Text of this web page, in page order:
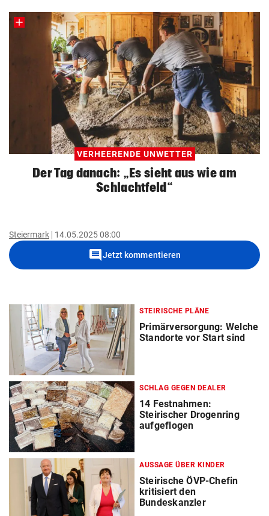
VERHEERENDE UNWETTER
Der Tag danach: „Es sieht aus wie am
Schlachtfeld“
Steiermark 14.05.2025 08:00
commentJetzt kommentieren
STEIRISCHE PLÄNE
Primärversorgung: Welche
Standorte vor Start sind
SCHLAG GEGEN DEALER
14 Festnahmen:
Steirischer Drogenring
aufgeflogen
AUSSAGE ÜBER KINDER
Steirische ÖVP-Chefin
kritisiert den
Bundeskanzler